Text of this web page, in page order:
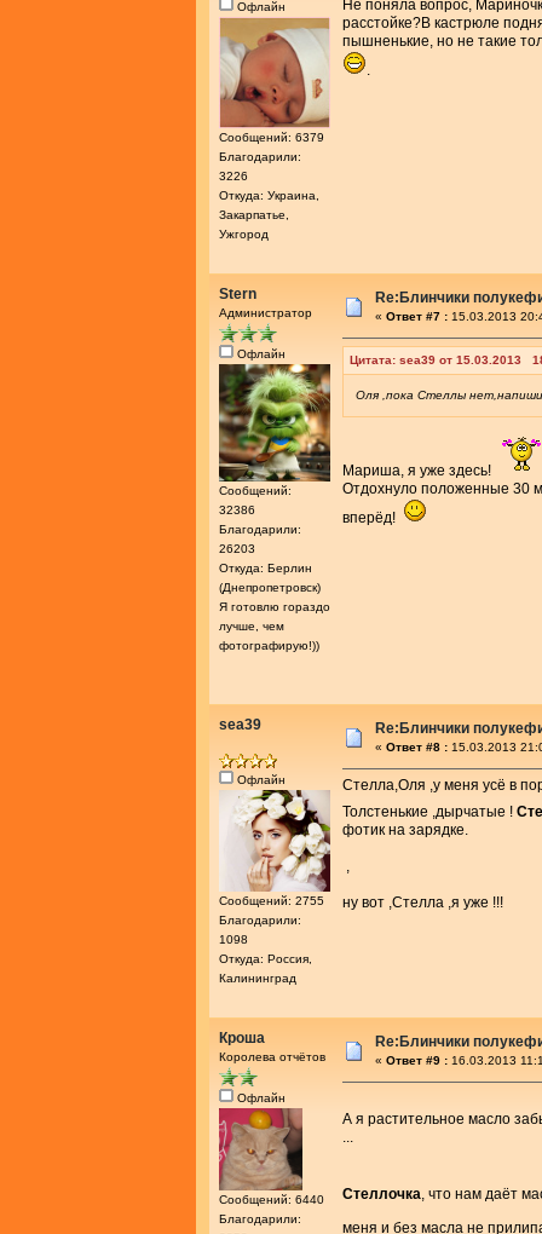
Офлайн
Сообщений: 6379
Благодарили:
3226
Откуда: Украина,
Закарпатье,
Ужгород
Не поняла вопрос,
расстойке?В кастрюле
пышненькие, но не такие
.
Stern
Администратор
Офлайн
Сообщений:
32386
Благодарили:
26203
Откуда: Берлин
(Днепропетровск)
Я готовлю гораздо
лучше, чем
фотографирую!))
Re:Блинчики
« Ответ #7 : 15.03.2013
Цитата: sea39 от 15.03.2013
Оля ,пока Стеллы
Мариша, я уже здесь!
Отдохнуло положенные 30
вперёд!
sea39
Офлайн
Сообщений: 2755
Благодарили:
1098
Откуда: Россия,
Калининград
Re:Блинчики
« Ответ #8 : 15.03.2013
Стелла,Оля ,у меня усё в
Толстенькие ,дырчатые !
фотик на зарядке.
,
ну вот ,Стелла ,я уже !!!
Кроша
Королева отчётов
Офлайн
Сообщений: 6440
Благодарили:
Re:Блинчики
« Ответ #9 : 16.03.2013
А я растительное масло
...
Стеллочка, что нам даёт
меня и без масла не